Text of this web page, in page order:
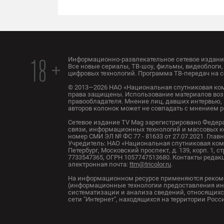
18 +
Информационно-развлекательное сетевое
Все новые сериалы, ТВ-шоу, фильмы, видеоблоги,
цифровых технологий. Программа ТВ-передач на
© 2013—2026 НАО «Национальная спутниковая
права защищены. Использование материалов
правообладателя. Мнение лиц, давших интервью,
авторов колонок может не совпадать с мнением
Сетевое издание TV Mag зарегистрировано
связи, информационных технологий и массовых
номер СМИ ЭЛ № ФС 77 - 81633 от 27.07.2021.
Учредитель: НАО «Национальная спутниковая
Петербург, Московский проспект, д. 139, корп. 1,
7733547365, ОГРН 1057747513680. Контакты
электронная почта: ttm@tricolor.ru.
На информационном ресурсе применяются
(информационные технологии предоставления
систематизации и анализа сведений,
сети "Интернет", находящихся на территории